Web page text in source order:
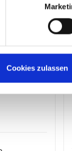
Cookies zulassen